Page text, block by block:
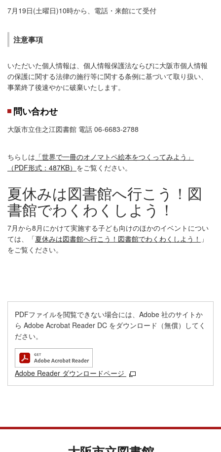
7月19日(土曜日)10時から、電話・来館にて受付
注意事項
いただいた個人情報は、個人情報保護法ならびに大阪市個人情報
の保護に関する法律の施行等に関する条例に基づいて取り扱い、
事業終了後速やかに破棄いたします。
問い合わせ
大阪市立住之江図書館 電話 06-6683-2788
ちらしは 「世界で一冊のオノマトペ絵本をつくってみよう」
（PDF形式：487KB） をご覧ください。
夏休みは図書館へ行こう！図
書館でわくわくしよう！
7月から8月にかけて実施する子ども向けのほかのイベントについ
ては、「夏休みは図書館へ行こう！図書館でわくわくしよう！ 」
をご覧ください。
PDFファイルを閲覧できない場合には、Adobe 社のサイトか
ら Adobe Acrobat Reader DC をダウンロード（無償）してく
ださい。
Adobe Reader ダウンロードページ